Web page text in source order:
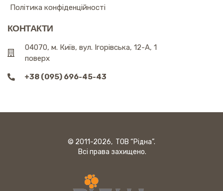
Політика конфіденційності
КОНТАКТИ
04070, м. Київ, вул. Ігорівська, 12-А, 1
поверх
+38 (095) 696-45-43
© 2011-2026, ТОВ “Рідна”.
Всі права захищено.